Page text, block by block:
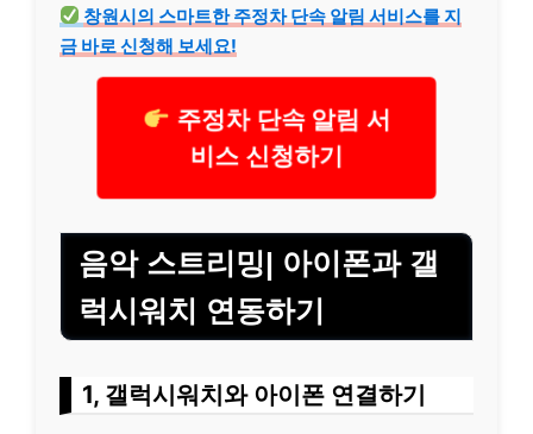
창원시의 스마트한주정차단속 알림 서비스를 지
금 바로 신청해 보세요!
주정차 단속 알림 서
비스 신청하기
음악 스트리밍| 아이폰과 갤
럭시워치 연동하기
1, 갤럭시워치와 아이폰 연결하기